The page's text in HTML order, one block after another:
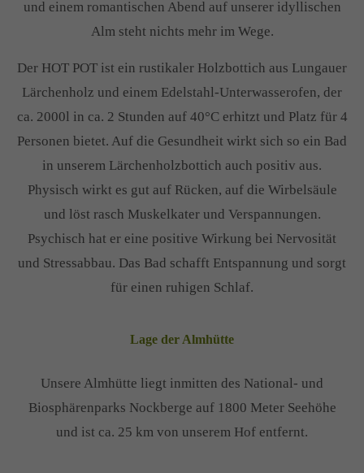
und einem romantischen Abend auf unserer idyllischen
Alm steht nichts mehr im Wege.
Der HOT POT ist ein rustikaler Holzbottich aus Lungauer
Lärchenholz und einem Edelstahl-Unterwasserofen, der
ca. 2000l in ca. 2 Stunden auf 40°C erhitzt und Platz für 4
Personen bietet. Auf die Gesundheit wirkt sich so ein Bad
in unserem Lärchenholzbottich auch positiv aus.
Physisch wirkt es gut auf Rücken, auf die Wirbelsäule
und löst rasch Muskelkater und Verspannungen.
Psychisch hat er eine positive Wirkung bei Nervosität
und Stressabbau. Das Bad schafft Entspannung und sorgt
für einen ruhigen Schlaf.
Lage der Almhütte
Unsere Almhütte liegt inmitten des National- und
Biosphärenparks Nockberge auf 1800 Meter Seehöhe
und ist ca. 25 km von unserem Hof entfernt.